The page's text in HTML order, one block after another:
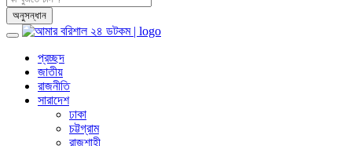
প্রচ্ছদ
জাতীয়
রাজনীতি
সারাদেশ
ঢাকা
চট্টগ্রাম
রাজশাহী